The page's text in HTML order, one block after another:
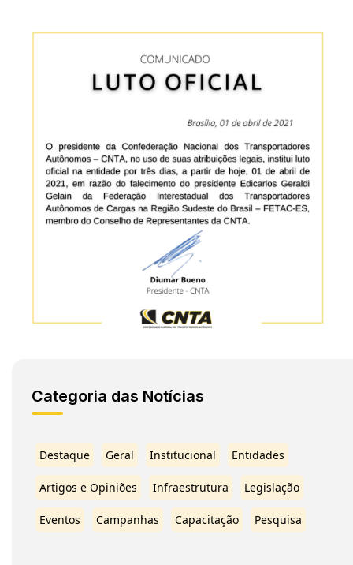
Categoria das Notícias
Destaque Geral Institucional Entidades
Artigos e Opiniões Infraestrutura Legislação
Eventos Campanhas Capacitação Pesquisa